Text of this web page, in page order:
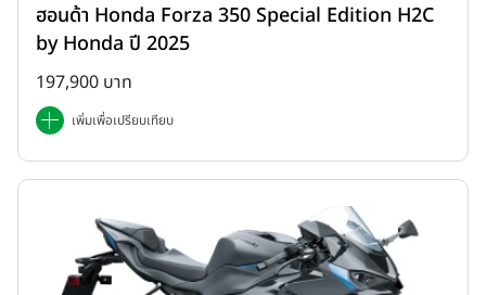
ฮอนด้า Honda Forza 350 Special Edition H2C
by Honda ปี 2025
197,900 บาท
เพิ่มเพื่อเปรียบเทียบ